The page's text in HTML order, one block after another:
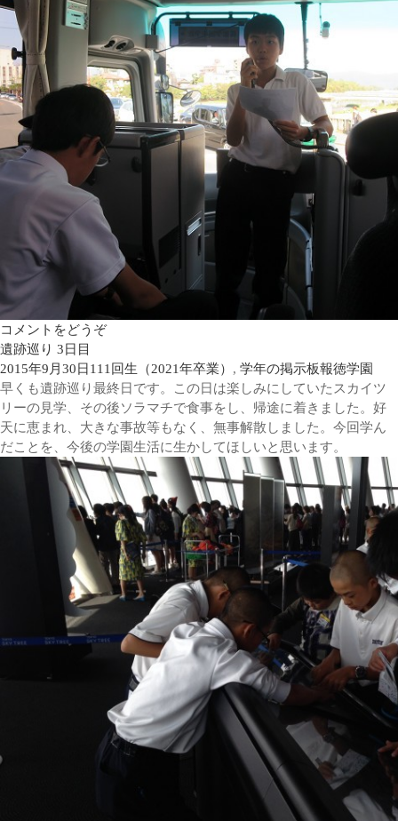
コメントをどうぞ
遺跡巡り 3日目
2015年9月30日 111回生（2021年卒業） , 学年の掲示板報徳学園
早くも遺跡巡り最終日です。この日は楽しみにしていたスカイツ
リーの見学、その後ソラマチで食事をし、帰途に着きました。好
天に恵まれ、大きな事故等もなく、無事解散しました。今回学ん
だことを、今後の学園生活に生かしてほしいと思います。